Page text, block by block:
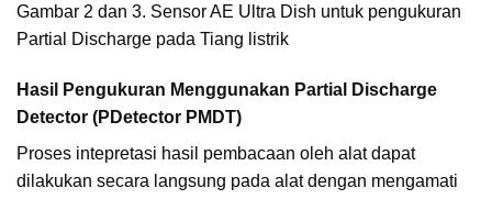
Gambar 2 dan 3. Sensor AE Ultra Dish untuk pengukuran
Partial Discharge pada Tiang listrik
Hasil Pengukuran Menggunakan Partial Discharge
Detector (PDetector PMDT)
Proses intepretasi hasil pembacaan oleh alat dapat
dilakukan secara langsung pada alat dengan mengamati